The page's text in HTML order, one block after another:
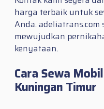
harga terbaik untuk
Anda. adeliatrans.com
mewujudkan
kenyataan.
Cara Sewa
Kuningan Timur